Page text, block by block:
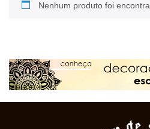
Nenhum produto foi